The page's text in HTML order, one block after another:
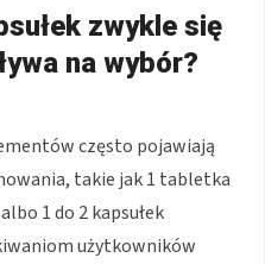
zwykle się
na wybór?
często pojawiają
takie jak 1 tabletka
1 do 2 kapsułek
użytkowników